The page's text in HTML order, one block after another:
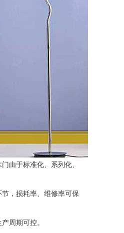
由于标准化、系列化、
，损耗率、维修率可保
周期可控。